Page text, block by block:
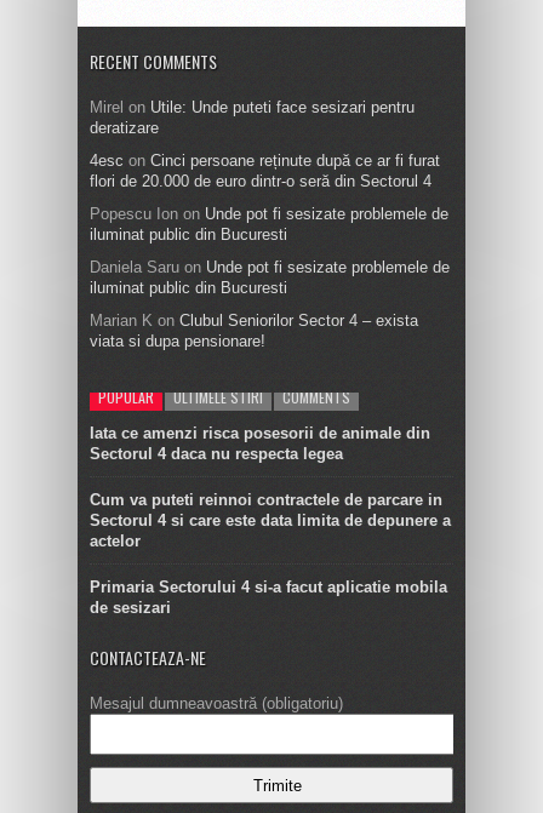
RECENT COMMENTS
Mirel on Utile: Unde puteti face sesizari pentru
deratizare
4esc on Cinci persoane reținute după ce ar fi furat
flori de 20.000 de euro dintr-o seră din Sectorul 4
Popescu Ion on Unde pot fi sesizate problemele de
iluminat public din Bucuresti
Daniela Saru on Unde pot fi sesizate problemele de
iluminat public din Bucuresti
Marian K on Clubul Seniorilor Sector 4 – exista
viata si dupa pensionare!
POPULAR ULTIMELE STIRI COMMENTS
Iata ce amenzi risca posesorii de animale din
Sectorul 4 daca nu respecta legea
Cum va puteti reinnoi contractele de parcare in
Sectorul 4 si care este data limita de depunere a
actelor
Primaria Sectorului 4 si-a facut aplicatie mobila
de sesizari
CONTACTEAZA-NE
Mesajul dumneavoastră (obligatoriu)